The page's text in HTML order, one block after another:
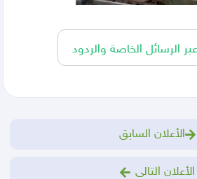
الرسائل الخاصة والردود
الأعلان السابق
الأعلان التالى